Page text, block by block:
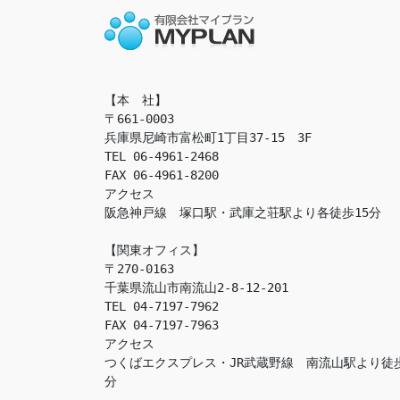
【本　社】
〒661-0003
兵庫県尼崎市富松町1丁目37-15　3F
TEL 06-4961-2468
FAX 06-4961-8200
アクセス
阪急神戸線　塚口駅・武庫之荘駅より各徒歩15分
【関東オフィス】
〒270-0163
千葉県流山市南流山2-8-12-201
TEL 04-7197-7962
FAX 04-7197-7963
アクセス
つくばエクスプレス・JR武蔵野線　南流山駅より徒
分